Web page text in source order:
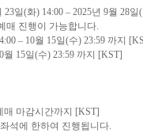
23일 (화) 14:00 – 2025년 9월 28일 (
매 진행이 가능합니다.
– 10월 15일 (수) 23:59 까지
월 15일 (수) 23:59 까지 [KST]
매 마감시간까지
[KST]
석에 한하여 진행됩니다.